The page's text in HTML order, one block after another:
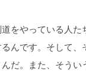
をやっている人
んです。そして
だ。また、そう